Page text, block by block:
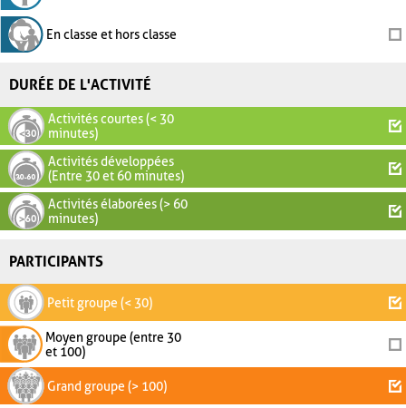
En classe et hors classe
DURÉE DE L'ACTIVITÉ
Activités courtes (< 30
minutes)
Activités développées
(Entre 30 et 60 minutes)
Activités élaborées (> 60
minutes)
PARTICIPANTS
Petit groupe (< 30)
Moyen groupe (entre 30
et 100)
Grand groupe (> 100)